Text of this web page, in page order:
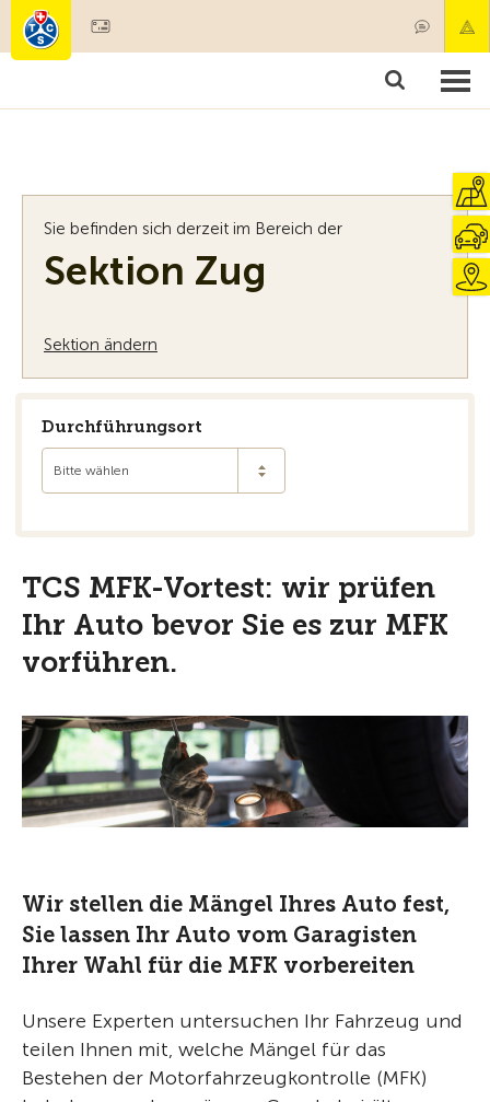
Mitgliedschaft & Leistungen
Sie befinden sich derzeit im Bereich der
Sektion Zug
Sektion ändern
Durchführungsort
Bitte wählen
TCS MFK-Vortest: wir prüfen
Ihr Auto bevor Sie es zur MFK
vorführen.
Wir stellen die Mängel Ihres Auto fest,
Sie lassen Ihr Auto vom Garagisten
Ihrer Wahl für die MFK vorbereiten
Unsere Experten untersuchen Ihr Fahrzeug und
teilen Ihnen mit, welche Mängel für das
Bestehen der Motorfahrzeugkontrolle (MFK)